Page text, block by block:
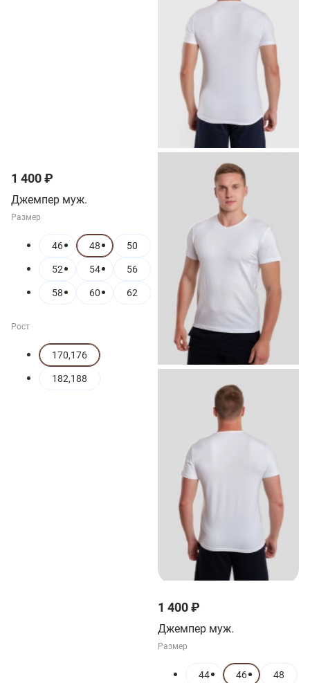
1 400 ₽
Джемпер муж.
Размер
46 48 50
52 54 56
58 60 62
Рост
170,176
182,188
1 400 ₽
Джемпер муж.
Размер
44 46 48